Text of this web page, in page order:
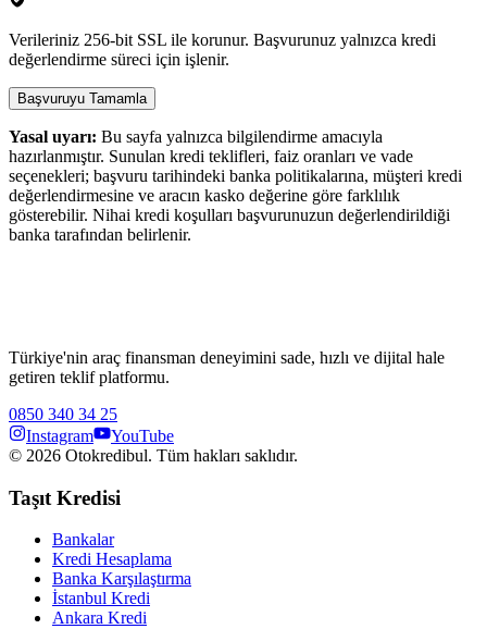
Verileriniz 256-bit SSL ile korunur. Başvurunuz yalnızca kredi
değerlendirme süreci için işlenir.
Başvuruyu Tamamla
Yasal uyarı: Bu sayfa yalnızca bilgilendirme amacıyla
hazırlanmıştır. Sunulan kredi teklifleri, faiz oranları ve vade
seçenekleri; başvuru tarihindeki banka politikalarına, müşteri kredi
değerlendirmesine ve aracın kasko değerine göre farklılık
gösterebilir. Nihai kredi koşulları başvurunuzun değerlendirildiği
banka tarafından belirlenir.
Türkiye'nin araç finansman deneyimini sade, hızlı ve dijital hale
getiren teklif platformu.
0850 340 34 25
Instagram
YouTube
© 2026 Otokredibul. Tüm hakları saklıdır.
Taşıt Kredisi
Bankalar
Kredi Hesaplama
Banka Karşılaştırma
İstanbul Kredi
Ankara Kredi